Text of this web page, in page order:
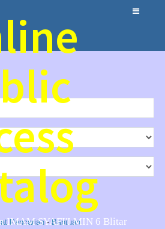
IMAM SYAFI'I MIN 6 Blitar
Pencarian-Bantuan